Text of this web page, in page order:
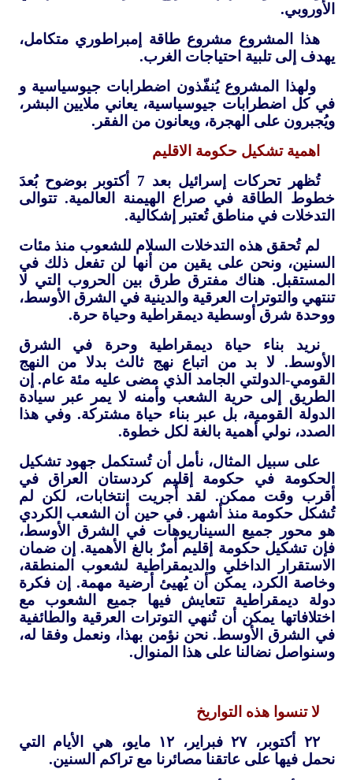
الأوروبي.
هذا المشروع مشروع طاقة إمبراطوري متكامل،
يهدف إلى تلبية احتياجات الغرب.
ولهذا المشروع يُنفّذون اضطرابات جيوسياسية و
في كل اضطرابات جيوسياسية، يعاني ملايين البشر،
ويُجبرون على الهجرة، ويعانون من الفقر.
اهمية تشكيل حكومة الاقليم
تُظهر تحركات إسرائيل بعد 7 أكتوبر بوضوح بُعدَ
خطوط الطاقة في صراع الهيمنة العالمية. تتوالى
التدخلات في مناطق تُعتبر إشكالية.
لم تُحقق هذه التدخلات السلام للشعوب منذ مئات
السنين، ونحن على يقين من أنها لن تفعل ذلك في
المستقبل. هناك مفترق طرق بين الحروب التي لا
تنتهي والتوترات العرقية والدينية في الشرق الأوسط،
ووحدة شرق أوسطية ديمقراطية وحياة حرة.
نريد بناء حياة ديمقراطية وحرة في الشرق
الأوسط. لا بد من اتباع نهج ثالث بدلا من النهج
القومي-الدولتي الجامد الذي مضى عليه مئة عام. إن
الطريق إلى حرية الشعب وأمنه لا يمر عبر سيادة
الدولة القومية، بل عبر بناء حياة مشتركة. وفي هذا
الصدد، نولي أهمية بالغة لكل خطوة.
على سبيل المثال، نأمل أن تُستكمل جهود تشكيل
الحكومة في حكومة إقليم كردستان العراق في
أقرب وقت ممكن. لقد أُجريت انتخابات، لكن لم
تُشكل حكومة منذ أشهر. في حين أن الشعب الكردي
هو محور جميع السيناريوهات في الشرق الأوسط،
فإن تشكيل حكومة إقليم أمرٌ بالغ الأهمية. إن ضمان
الاستقرار الداخلي والديمقراطية لشعوب المنطقة،
وخاصة الكرد، يمكن أن يُهيئ أرضية مهمة. إن فكرة
دولة ديمقراطية تتعايش فيها جميع الشعوب مع
اختلافاتها يمكن أن تُنهي التوترات العرقية والطائفية
في الشرق الأوسط. نحن نؤمن بهذا، ونعمل وفقا له،
وسنواصل نضالنا على هذا المنوال.
لا تنسوا هذه التواريخ
٢٢ أكتوبر، ٢٧ فبراير، ١٢ مايو، هي الأيام التي
نحمل فيها على عاتقنا مصائرنا مع تراكم السنين.